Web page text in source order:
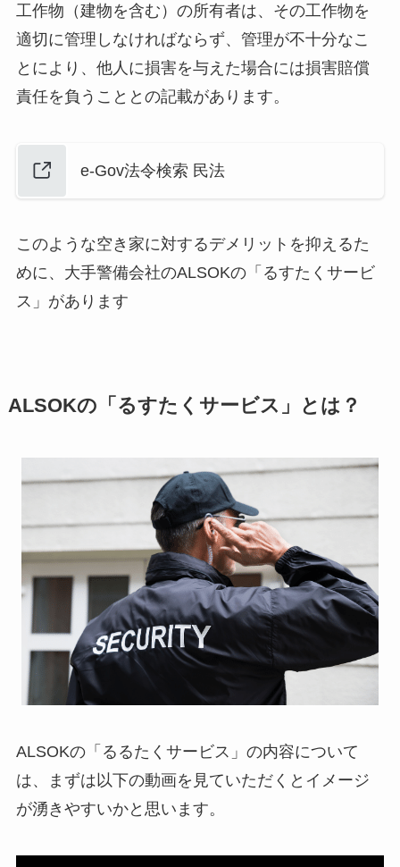
工作物（建物を含む）の所有者は、その工作物を
適切に管理しなければならず、管理が不十分なこ
とにより、他人に損害を与えた場合には損害賠償
責任を負うこととの記載があります。
e-Gov法令検索 民法
このような空き家に対するデメリットを抑えるた
めに、大手警備会社のALSOKの「るすたくサービ
ス」があります
ALSOKの「るすたくサービス」とは？
ALSOKの「るるたくサービス」の内容について
は、まずは以下の動画を見ていただくとイメージ
が湧きやすいかと思います。